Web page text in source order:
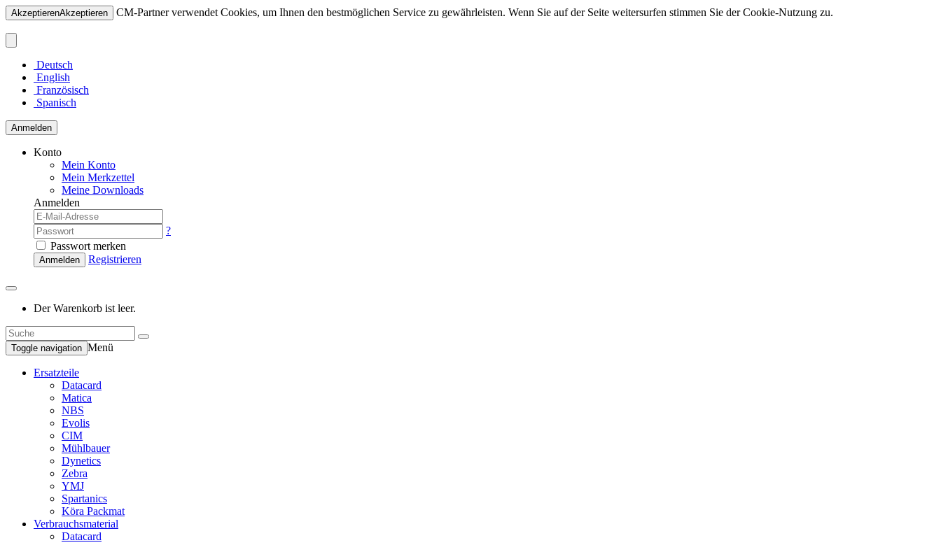
AkzeptierenAkzeptieren CM-Partner verwendet Cookies, um Ihnen den bestmöglichen Service zu gewährleisten. Wenn Sie auf der Seite weitersurfen stimmen Sie der Cookie-Nutzung zu.
Deutsch
English
Französisch
Spanisch
Anmelden
Konto
Mein Konto
Mein Merkzettel
Meine Downloads
Anmelden
?
Passwort merken
Anmelden Registrieren
Der Warenkorb ist leer.
Toggle navigation Menü
Ersatzteile
Datacard
Matica
NBS
Evolis
CIM
Mühlbauer
Dynetics
Zebra
YMJ
Spartanics
Köra Packmat
Verbrauchsmaterial
Datacard